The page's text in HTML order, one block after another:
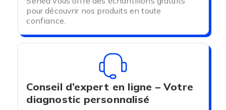
durant plusieurs heuressans craindre des fuites
ou des irritations.
pour découvrir nos produits en toute
confiance.
Conseil d’expert en ligne – Votre
diagnostic personnalisé